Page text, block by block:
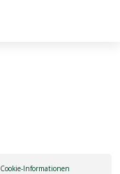
Cookie-Informationen